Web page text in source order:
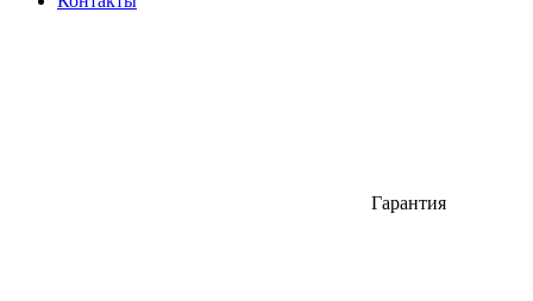
Гарантия